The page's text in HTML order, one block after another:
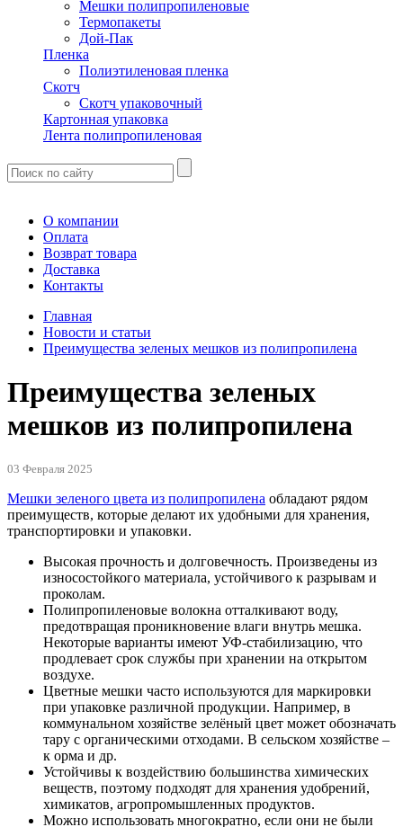
Мешки полипропиленовые
Термопакеты
Дой-Пак
Пленка
Полиэтиленовая пленка
Скотч
Скотч упаковочный
Картонная упаковка
Лента полипропиленовая
О компании
Оплата
Возврат товара
Доставка
Контакты
Главная
Новости и статьи
Преимущества зеленых мешков из полипропилена
Преимущества зеленых
мешков из полипропилена
03 Февраля 2025
Мешки зеленого цвета из полипропилена обладают рядом
преимуществ, которые делают их удобными для хранения,
транспортировки и упаковки.
Высокая прочность и долговечность. Произведены из
износостойкого материала, устойчивого к разрывам и
проколам.
Полипропиленовые волокна отталкивают воду,
предотвращая проникновение влаги внутрь мешка.
Некоторые варианты имеют УФ-стабилизацию, что
продлевает срок службы при хранении на открытом
воздухе.
Цветные мешки часто используются для маркировки
при упаковке различной продукции. Например, в
коммунальном хозяйстве зелёный цвет может обозначать
тару с органическими отходами. В сельском хозяйстве –
к орма и др.
Устойчивы к воздействию большинства химических
веществ, поэтому подходят для хранения удобрений,
химикатов, агропромышленных продуктов.
Можно использовать многократно, если они не были